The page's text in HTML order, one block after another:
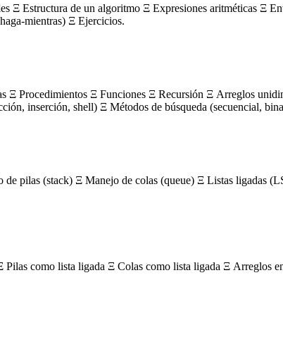
Ξ Estructura de un algoritmo Ξ Expresiones aritméticas Ξ
mientras) Ξ Ejercicios.
Ξ Procedimientos Ξ Funciones Ξ Recursión Ξ Arreglos
inserción, shell) Ξ Métodos de búsqueda (secuencial,
pilas (stack) Ξ Manejo de colas (queue) Ξ Listas ligadas
como lista ligada Ξ Colas como lista ligada Ξ Arreglos